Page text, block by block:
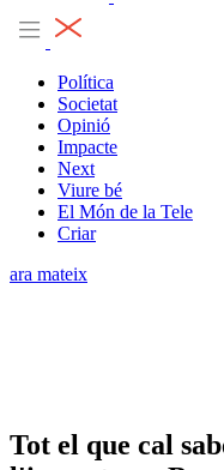
Política
Societat
Opinió
Impacte
Next
Viure bé
El Món de la Tele
Criar
ara mateix
Tot el que cal